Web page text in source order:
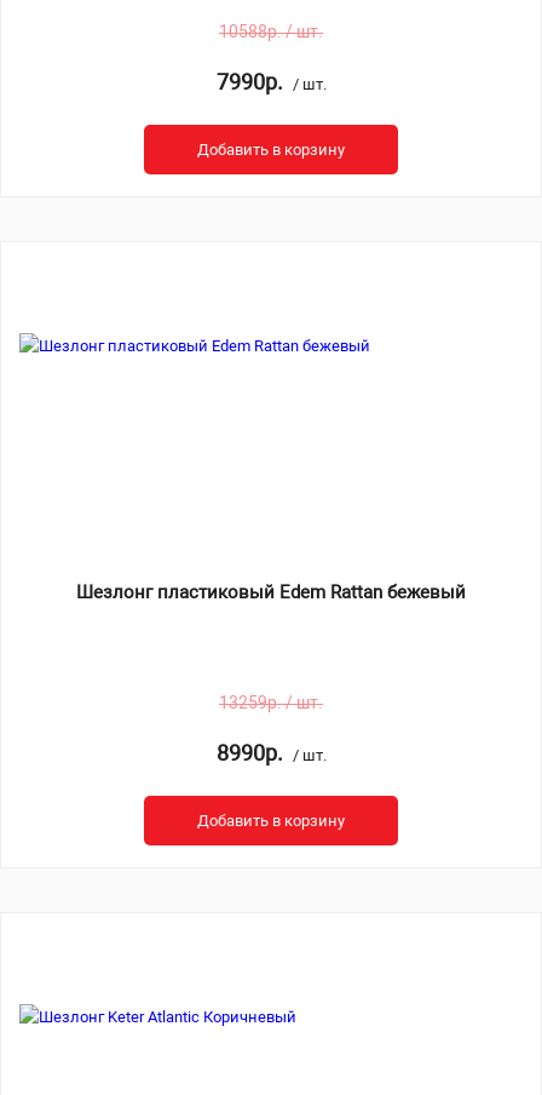
10588р. / шт.
7990р. / шт.
Добавить в корзину
Шезлонг пластиковый Edem Rattan бежевый
13259р. / шт.
8990р. / шт.
Добавить в корзину